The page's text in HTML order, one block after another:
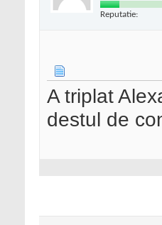
Reputatie:
A triplat
destul de